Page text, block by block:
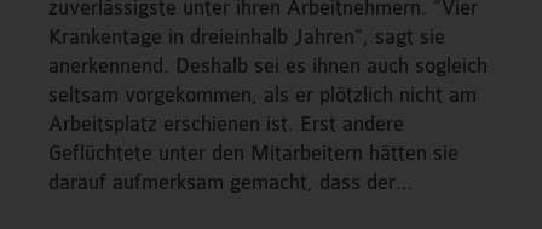
zuverlässigste unter ihren Arbeitnehmern. “Vier
Krankentage in dreieinhalb Jahren”, sagt sie
anerkennend. Deshalb sei es ihnen auch sogleich
seltsam vorgekommen, als er plötzlich nicht am
Arbeitsplatz erschienen ist. Erst andere
Geflüchtete unter den Mitarbeitern hätten sie
darauf aufmerksam gemacht, dass der…